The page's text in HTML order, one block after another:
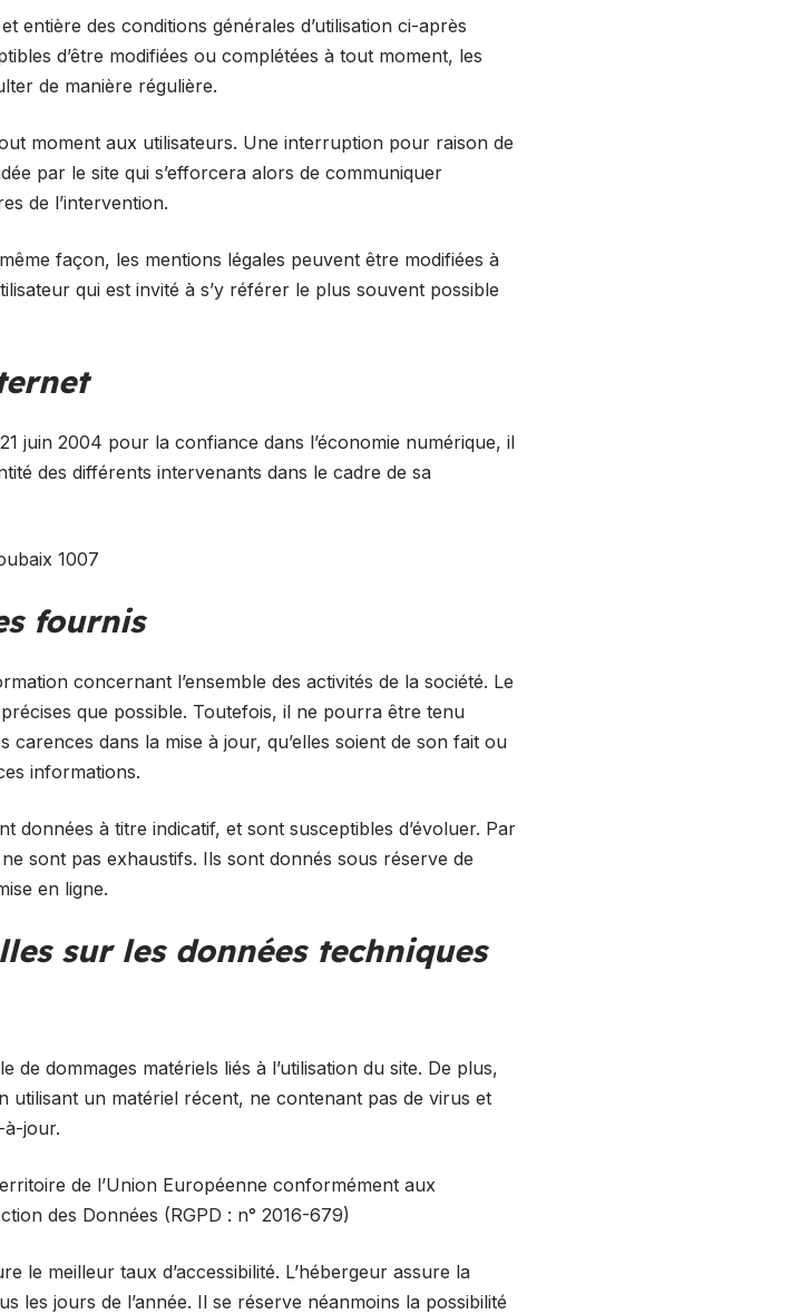
entière des conditions générales d’utilisation ci-après
d’être modifiées ou complétées à tout moment, les
de manière régulière.
moment aux utilisateurs. Une interruption pour raison de
par le site qui s’efforcera alors de communiquer
de l’intervention.
façon, les mentions légales peuvent être modifiées à
qui est invité à s’y référer le plus souvent possible
juin 2004 pour la confiance dans l’économie numérique, il
des différents intervenants dans le cadre de sa
1007
fournis
concernant l’ensemble des activités de la société. Le
que possible. Toutefois, il ne pourra être tenu
carences dans la mise à jour, qu’elles soient de son fait ou
informations.
données à titre indicatif, et sont susceptibles d’évoluer. Par
sont pas exhaustifs. Ils sont donnés sous réserve de
en ligne.
sur les données techniques
dommages matériels liés à l’utilisation du site. De plus,
utilisant un matériel récent, ne contenant pas de virus et
à-jour.
de l’Union Européenne conformément aux
des Données (RGPD : n° 2016-679)
le meilleur taux d’accessibilité. L’hébergeur assure la
les jours de l’année. Il se réserve néanmoins la possibilité